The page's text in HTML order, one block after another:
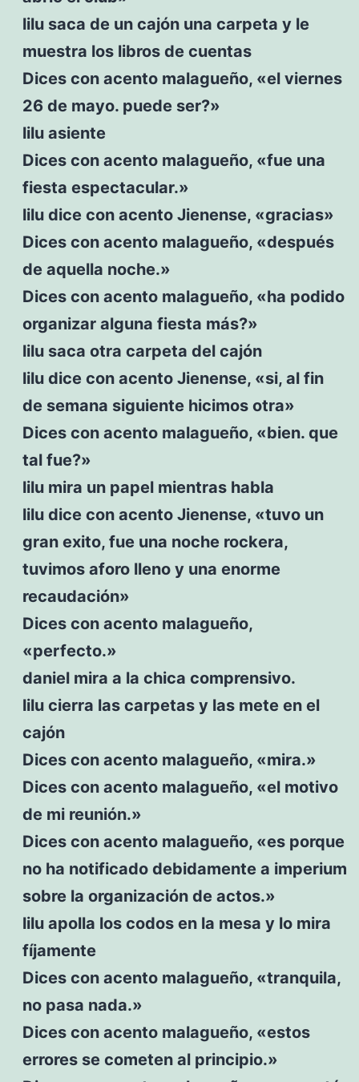
lilu saca de un cajón una carpeta y le
muestra los libros de cuentas
Dices con acento malagueño, «el viernes
26 de mayo. puede ser?»
lilu asiente
Dices con acento malagueño, «fue una
fiesta espectacular.»
lilu dice con acento Jienense, «gracias»
Dices con acento malagueño, «después
de aquella noche.»
Dices con acento malagueño, «ha podido
organizar alguna fiesta más?»
lilu saca otra carpeta del cajón
lilu dice con acento Jienense, «si, al fin
de semana siguiente hicimos otra»
Dices con acento malagueño, «bien. que
tal fue?»
lilu mira un papel mientras habla
lilu dice con acento Jienense, «tuvo un
gran exito, fue una noche rockera,
tuvimos aforo lleno y una enorme
recaudación»
Dices con acento malagueño,
«perfecto.»
daniel mira a la chica comprensivo.
lilu cierra las carpetas y las mete en el
cajón
Dices con acento malagueño, «mira.»
Dices con acento malagueño, «el motivo
de mi reunión.»
Dices con acento malagueño, «es porque
no ha notificado debidamente a imperium
sobre la organización de actos.»
lilu apolla los codos en la mesa y lo mira
fíjamente
Dices con acento malagueño, «tranquila,
no pasa nada.»
Dices con acento malagueño, «estos
errores se cometen al principio.»